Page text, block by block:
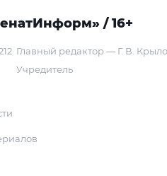
/ 16+
Главный редактор — Г. В.
Учредитель